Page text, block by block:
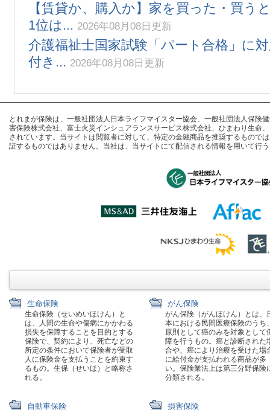
【賃貸か、購入か】家を買った・買う
1位は... 2026年08月08日更新
介護福祉士国家試験「パート合格」に
付き... 2026年08月08日更新
とれまが保険は、一般社団法人日本ライフマイスター協会、一般社団法人保
害保険株式会社、富士火災インシュアランスサービス株式会社、ひまわり生命
されています。当サイトは閲覧者に対して、特定の金融商品を推奨するもので
証するものではありません。当社は、当サイトにて配信される情報を用いて行
生命保険
生命保険（せいめいほけん）と
は、人間の生命や傷病にかかわる
損失を保障することを目的とする
保険で、契約により、死亡などの
所定の条件において保険者が受取
人に保険金を支払うことを約束す
るもの。生保（せいほ）と略称さ
れる。
がん保険
がん保険（がんほけん）とは、
本における民間医療保険のうち
原則として癌のみを対象として
障を行うもの。癌と診断された
合や、癌により治療を受けた場
に給付金が支払われる商品が多
い。保険業法上は第三分野保険
分類される。
自動車保険 損害保険